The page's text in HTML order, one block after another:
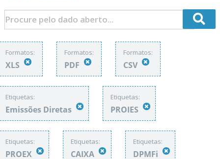
Formatos:
XLS
Formatos:
PDF
Formatos:
CSV
Etiquetas:
Emissões Diretas
Etiquetas:
PROIES
Etiquetas:
PROEX
Etiquetas:
CAIXA
Etiquetas:
DPMFi